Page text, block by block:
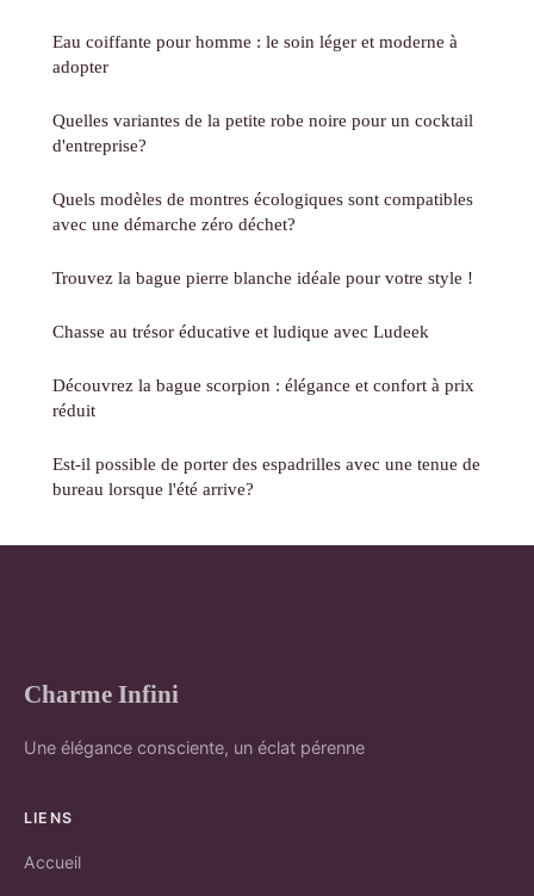
Eau coiffante pour homme : le soin léger et moderne à
adopter
Quelles variantes de la petite robe noire pour un cocktail
d'entreprise?
Quels modèles de montres écologiques sont compatibles
avec une démarche zéro déchet?
Trouvez la bague pierre blanche idéale pour votre style !
Chasse au trésor éducative et ludique avec Ludeek
Découvrez la bague scorpion : élégance et confort à prix
réduit
Est-il possible de porter des espadrilles avec une tenue de
bureau lorsque l'été arrive?
Charme Infini
Une élégance consciente, un éclat pérenne
LIENS
Accueil